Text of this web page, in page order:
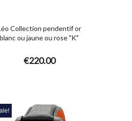
Collection pendentif or
blanc ou jaune ou rose "K"
€220.00